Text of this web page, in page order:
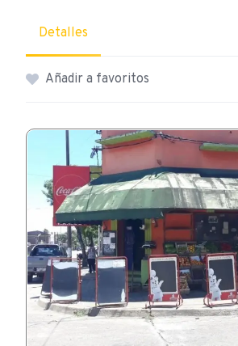
Detalles
Añadir a favoritos